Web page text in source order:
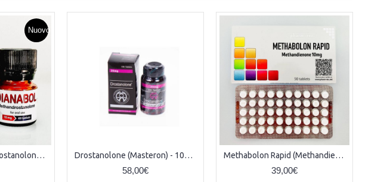
Nuovo
Dianabol (Methandrostanolone) - 50tabs x 20mg Drostanolone (Masteron) - 100tabs x 25mg
58,00€
Methabolon Rapid (Methandienone) - 50tabs x 10mg
39,00€